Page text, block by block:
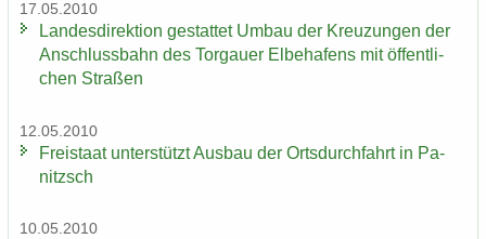
17.05.2010
Lan­des­di­rek­ti­on ge­stat­tet Umbau der Kreu­zun­gen der
An­schluss­bahn des Tor­gau­er El­be­ha­fens mit öf­fent­li­
chen Stra­ßen
12.05.2010
Frei­staat un­ter­stützt Aus­bau der Orts­durch­fahrt in Pa­
nitzsch
10.05.2010